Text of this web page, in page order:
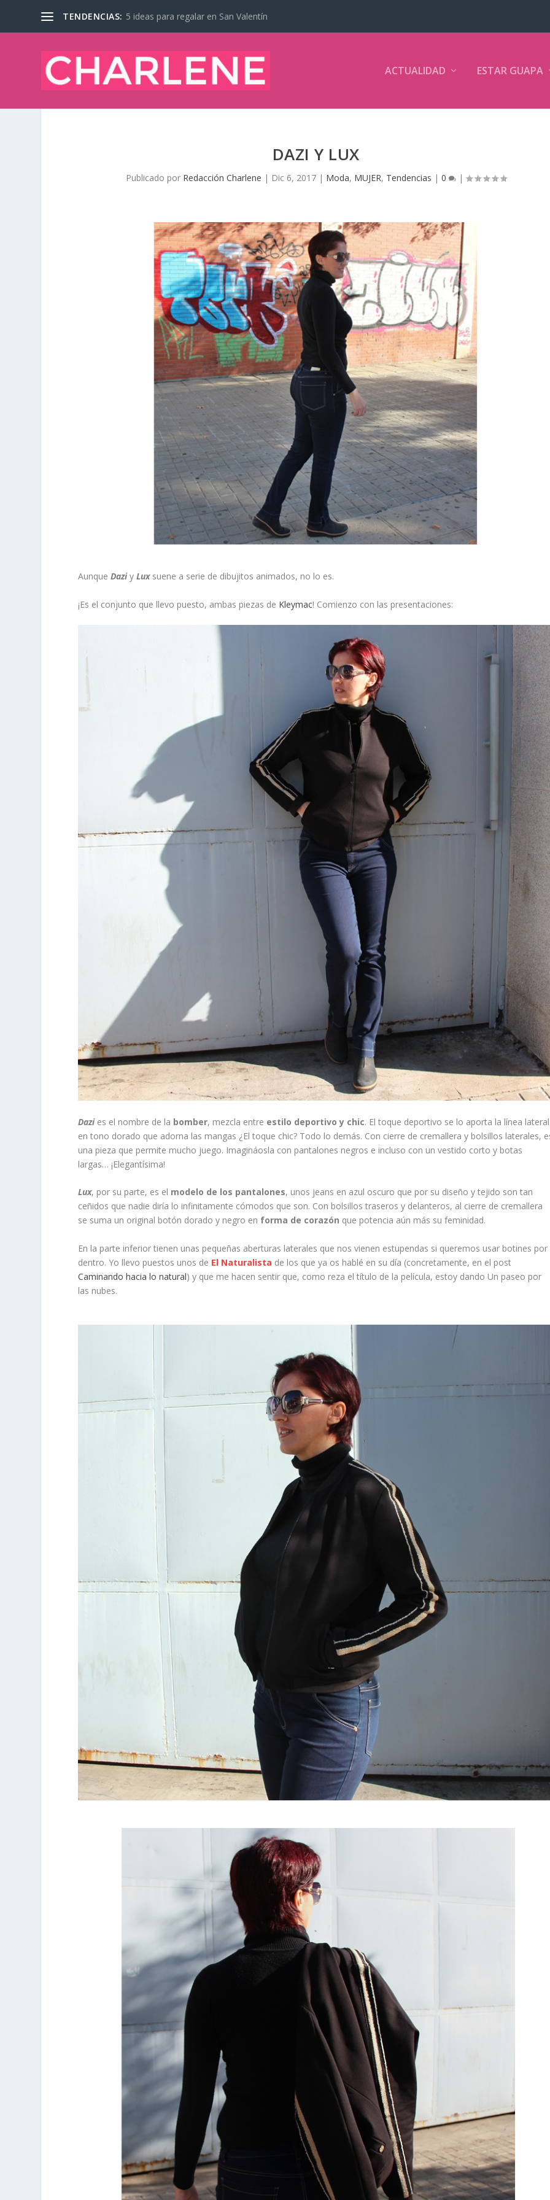
TENDENCIAS: 5 ideas para regalar en San Valentín
ACTUALIDAD ESTAR GUAPA
DAZI Y LUX
Publicado por Redacción Charlene | Dic 6, 2017| Moda, MUJER, Tendencias | 0 |
AunqueDaziyLuxsuene a serie de dibujitos animados, no lo es.
¡Es el conjunto que llevo puesto, ambas piezas de Kleymac! Comienzo con las presentaciones:
Dazies el nombre de la bomber, mezcla entre estilo deportivo y chic. El toque deportivo se lo aporta la línea lateral
en tono dorado que adorna las mangas ¿El toque chic? Todo lo demás. Con cierre de cremallera y bolsillos laterales,
una pieza que permite mucho juego. Imagináosla con pantalones negros e incluso con un vestido corto y botas
largas… ¡Elegantísima!
Lux, por su parte, es el modelo de los pantalones, unos jeans en azul oscuro que por su diseño y tejido son tan
ceñidos que nadie diría lo infinitamente cómodos que son. Con bolsillos traseros y delanteros, al cierre de cremallera
se suma un original botón dorado y negro en forma de corazón que potencia aún más su feminidad.
En la parte inferior tienen unas pequeñas aberturas laterales que nos vienen estupendas si queremos usar botines por
dentro. Yo llevo puestos unos de El Naturalista de los que ya os hablé en su día (concretamente, en el post
Caminando hacia lo natural) y que me hacen sentir que, como reza el título de la película, estoy dando Un paseo por
las nubes.